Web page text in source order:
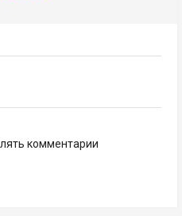
комментарии